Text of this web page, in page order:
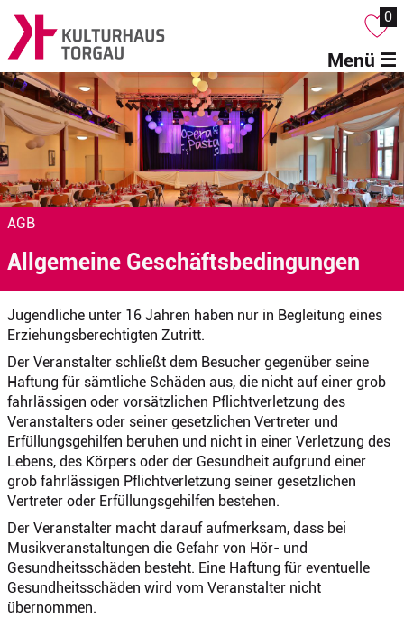
0
Menü ☰
AGB
Allgemeine Geschäftsbedingungen
Jugendliche unter 16 Jahren haben nur in Begleitung eines
Erziehungsberechtigten Zutritt.
Der Veranstalter schließt dem Besucher gegenüber seine
Haftung für sämtliche Schäden aus, die nicht auf einer grob
fahrlässigen oder vorsätzlichen Pflichtverletzung des
Veranstalters oder seiner gesetzlichen Vertreter und
Erfüllungsgehilfen beruhen und nicht in einer Verletzung des
Lebens, des Körpers oder der Gesundheit aufgrund einer
grob fahrlässigen Pflichtverletzung seiner gesetzlichen
Vertreter oder Erfüllungsgehilfen bestehen.
Der Veranstalter macht darauf aufmerksam, dass bei
Musikveranstaltungen die Gefahr von Hör- und
Gesundheitsschäden besteht. Eine Haftung für eventuelle
Gesundheitsschäden wird vom Veranstalter nicht
übernommen.